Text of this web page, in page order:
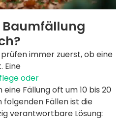
Baumfällung
immer zuerst, ob eine
Eine
oder
eine Fällung oft um 10 bis 20
folgenden Fällen ist die
verantwortbare Lösung: